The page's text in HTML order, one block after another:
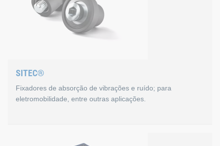
A inserção aparafusada combina as propriedades de duas
A inovação do HELICOIL® Smart: O mandril de instalação
Saiba mais sobre as inserções aparafusadas HELICOIL®
SITEC®
Fixadores de absorção de vibrações e ruído; para
eletromobilidade, entre outras aplicações.